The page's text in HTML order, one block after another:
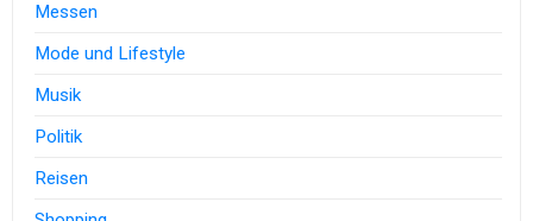
Messen
Mode und Lifestyle
Musik
Politik
Reisen